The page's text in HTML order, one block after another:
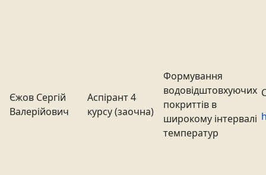
Єжов Сергій
Валерійович
Аспірант 4
курсу (заочна)
Формування
водовідштовхуючих
покриттів в
широкому інтервалі
температур